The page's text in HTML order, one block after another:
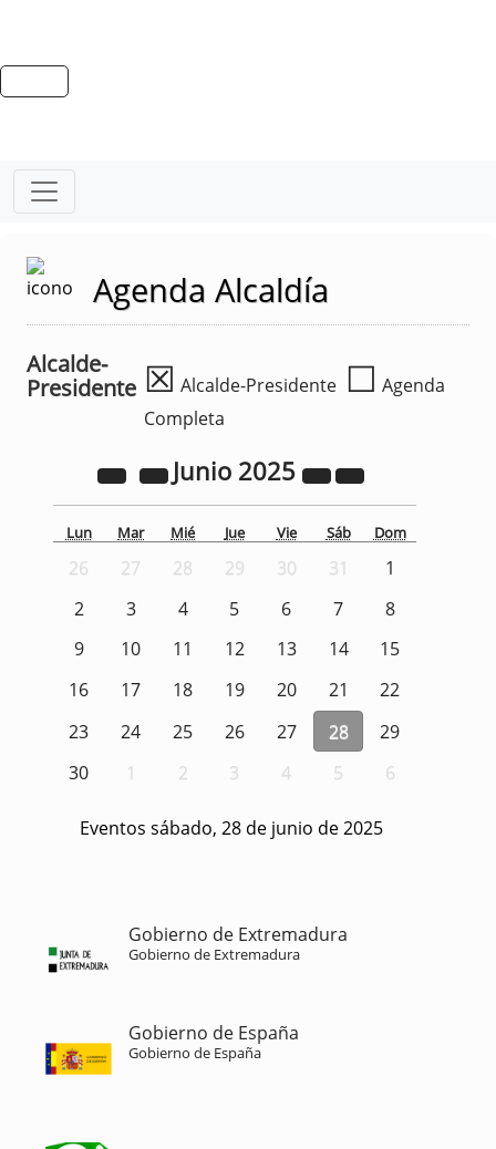
Agenda Alcaldía
Alcalde-
Presidente ☒ Alcalde-Presidente ☐ Agenda
Completa
Junio 2025
Lun Mar Mié Jue Vie Sáb Dom
26 27 28 29 30 31
1
2
3 4 5 6 7
8
9
10 11 12 13 14
15
16
17 18 19 20 21
22
23
24 25 26 27 28
29
30
1 2 3 4 5 6
Eventos sábado, 28 de junio de 2025
Gobierno de Extremadura
Gobierno de Extremadura
Gobierno de España
Gobierno de España